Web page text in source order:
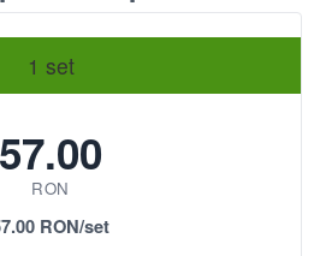
1 set
57.00
RON
RON/set